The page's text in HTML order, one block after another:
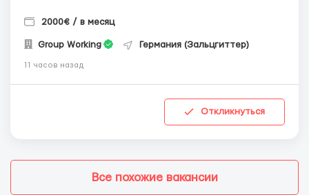
2000€ / в месяц
Group Working Германия (Зальцгиттер)
11 часов назад
Откликнуться
Все похожие вакансии